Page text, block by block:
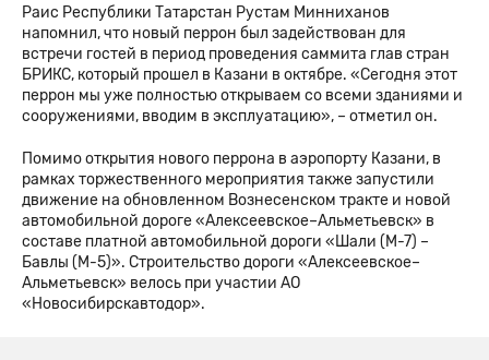
Раис Республики Татарстан Рустам Минниханов
напомнил, что новый перрон был задействован для
встречи гостей в период проведения саммита глав стран
БРИКС, который прошел в Казани в октябре. «Сегодня этот
перрон мы уже полностью открываем со всеми зданиями и
сооружениями, вводим в эксплуатацию», – отметил он.
Помимо открытия нового перрона в аэропорту Казани, в
рамках торжественного мероприятия также запустили
движение на обновленном Вознесенском тракте и новой
автомобильной дороге «Алексеевское–Альметьевск» в
составе платной автомобильной дороги «Шали (М-7) –
Бавлы (М-5)». Строительство дороги «Алексеевское–
Альметьевск» велось при участии АО
«Новосибирскавтодор».